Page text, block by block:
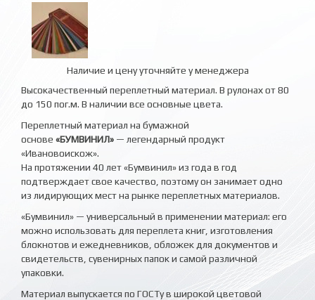
Наличие и цену уточняйте у менеджера
Высокачественный переплетный материал. В рулонах от 80
до 150 пог.м. В наличии все основные цвета.
Переплетный материал на бумажной
основе «БУМВИНИЛ» — легендарный продукт
«Ивановоискож».
На протяжении 40 лет «Бумвинил» из года в год
подтверждает свое качество, поэтому он занимает одно
из лидирующих мест на рынке переплетных материалов.
«Бумвинил» — универсальный в применении материал: его
можно использовать для переплета книг, изготовления
блокнотов и ежедневников, обложек для документов и
свидетельств, сувенирных папок и самой различной
упаковки.
Материал выпускается по ГОСТу в широкой цветовой